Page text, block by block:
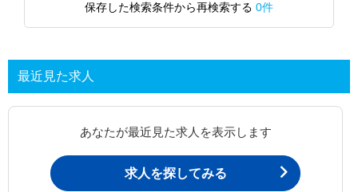
保存した検索条件から再検索する 0件
最近見た求人
あなたが最近見た求人を表示します
求人を探してみる